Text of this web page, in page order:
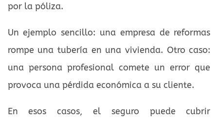
por la póliza.
Un ejemplo sencillo: una empresa de reformas
rompe una tubería en una vivienda. Otro caso:
una persona profesional comete un error que
provoca una pérdida económica a su cliente.
En esos casos, el seguro puede cubrir